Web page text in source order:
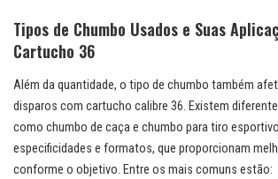
Tipos de Chumbo Usados e Suas
Cartucho 36
Além da quantidade, o tipo de chumbo também
disparos com cartucho calibre 36. Existem
como chumbo de caça e chumbo para tiro
especificidades e formatos, que proporcionam
conforme o objetivo. Entre os mais comuns estão: